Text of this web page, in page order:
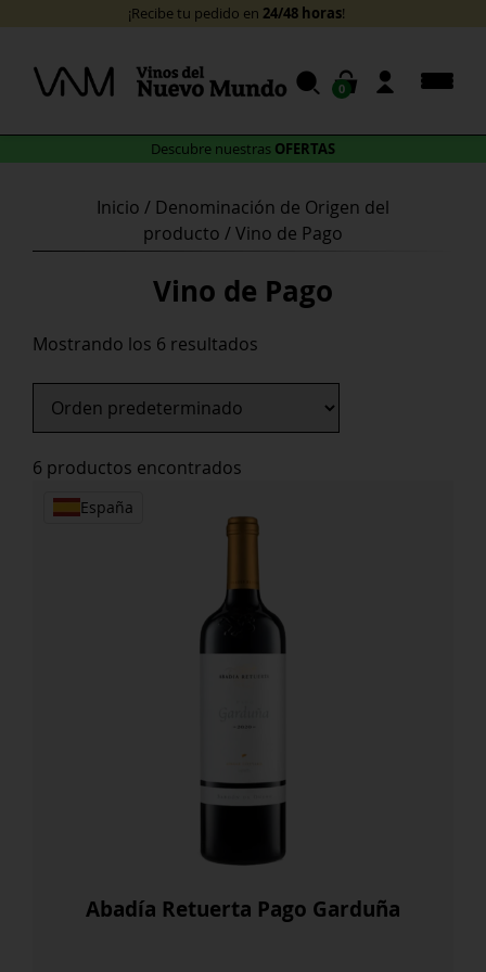
content
Descubre nuestras OFERTAS
¡Recibe tu pedido en 24/48 horas!
0
Inicio / Denominación de Origen del
producto / Vino de Pago
Vino de Pago
Mostrando los 6 resultados
6 productos encontrados
España
Abadía Retuerta Pago Garduña